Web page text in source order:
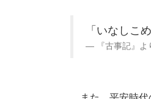
「いなしこ
『古事記』よ